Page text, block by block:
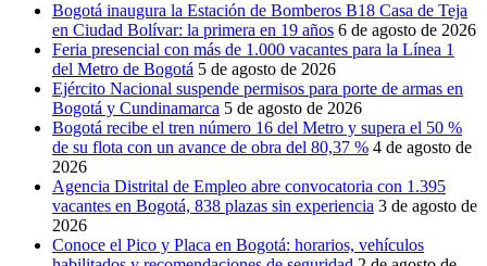
Bogotá inaugura la Estación de Bomberos B18 Casa de Teja
en Ciudad Bolívar: la primera en 19 años 6 de agosto de 2026
Feria presencial con más de 1.000 vacantes para la Línea 1
del Metro de Bogotá 5 de agosto de 2026
Ejército Nacional suspende permisos para porte de armas en
Bogotá y Cundinamarca 5 de agosto de 2026
Bogotá recibe el tren número 16 del Metro y supera el 50 %
de su flota con un avance de obra del 80,37 % 4 de agosto de
2026
Agencia Distrital de Empleo abre convocatoria con 1.395
vacantes en Bogotá, 838 plazas sin experiencia 3 de agosto de
2026
Conoce el Pico y Placa en Bogotá: horarios, vehículos